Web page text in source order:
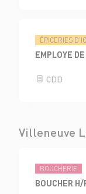
ÉPICERIES
EMPLOYE
CDD
Villeneuve
BOUCHERIE
BOUCHER H/